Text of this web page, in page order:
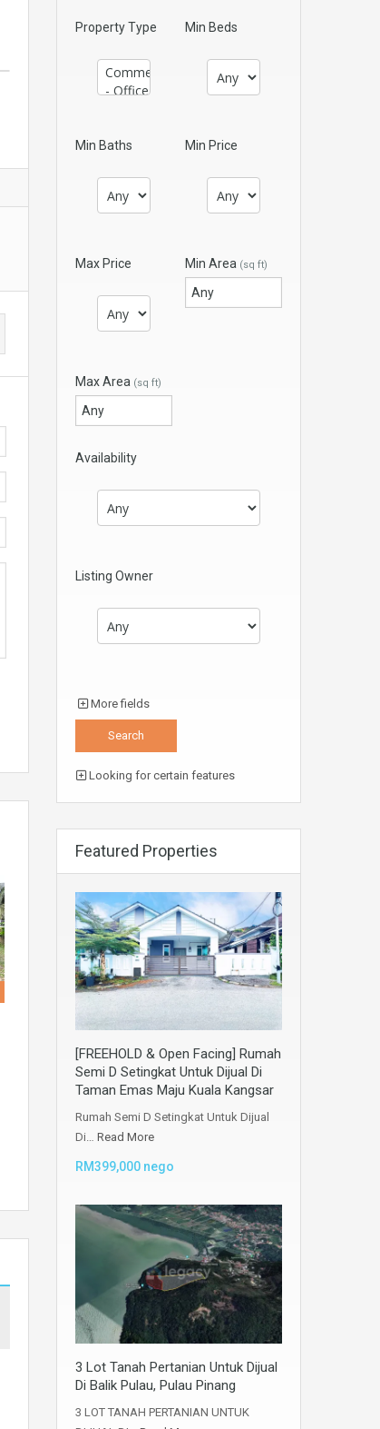
Property Type Min Beds
Min Baths Min Price
Max Price Min Area (sq ft)
Max Area (sq ft)
Availability
Listing Owner
More fields
Looking for certain features
Featured Properties
[FREEHOLD & Open Facing] Rumah
Semi D Setingkat Untuk Dijual Di
Taman Emas Maju Kuala Kangsar
Rumah Semi D Setingkat Untuk Dijual
Di… Read More
RM399,000 nego
3 Lot Tanah Pertanian Untuk Dijual
Di Balik Pulau, Pulau Pinang
3 LOT TANAH PERTANIAN UNTUK